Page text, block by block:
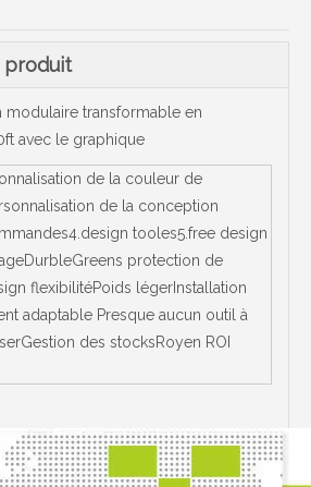
produit
modulaire transformable en
avec le graphique
de la couleur de
de la conception
tooles5.free design
protection de
flexibilitéPoids légerInstallation
adaptable Presque aucun outil à
des stocksRoyen ROI